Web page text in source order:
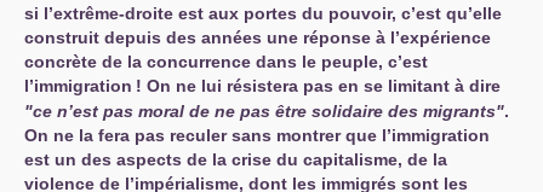
si l’extrême-droite est aux portes du pouvoir, c’est qu’elle
construit depuis des années une réponse à l’expérience
concrète de la concurrence dans le peuple, c’est
l’immigration ! On ne lui résistera pas en se limitant à dire
"ce n’est pas moral de ne pas être solidaire des migrants".
On ne la fera pas reculer sans montrer que l’immigration
est un des aspects de la crise du capitalisme, de la
violence de l’impérialisme, dont les immigrés sont les